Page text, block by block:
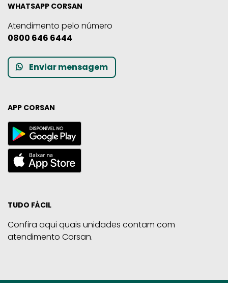
WHATSAPP CORSAN
Atendimento pelo número
0800 646 6444
Enviar mensagem
APP CORSAN
TUDO FÁCIL
Confira aqui quais unidades contam com
atendimento Corsan.